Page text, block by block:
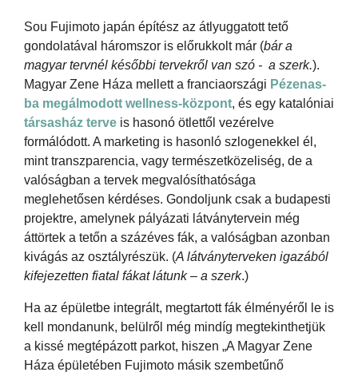
Sou Fujimoto japán építész az átlyuggatott tető
gondolatával háromszor is előrukkolt már (bár a
magyar tervnél későbbi tervekről van szó - a szerk.).
Magyar Zene Háza mellett a franciaországi Pézenas-
ba megálmodott wellness-központ, és egy katalóniai
társasház terve is hasonó ötlettől vezérelve
formálódott. A marketing is hasonló szlogenekkel él,
mint transzparencia, vagy természetközeliség, de a
valóságban a tervek megvalósíthatósága
meglehetősen kérdéses. Gondoljunk csak a budapesti
projektre, amelynek pályázati látványtervein még
áttörtek a tetőn a százéves fák, a valóságban azonban
kivágás az osztályrészük. (A látványterveken igazából
kifejezetten fiatal fákat látunk – a szerk.)
Ha az épületbe integrált, megtartott fák élményéről le is
kell mondanunk, belülről még mindíg megtekinthetjük
a kissé megtépázott parkot, hiszen „A Magyar Zene
Háza épületében Fujimoto másik szembetűnő